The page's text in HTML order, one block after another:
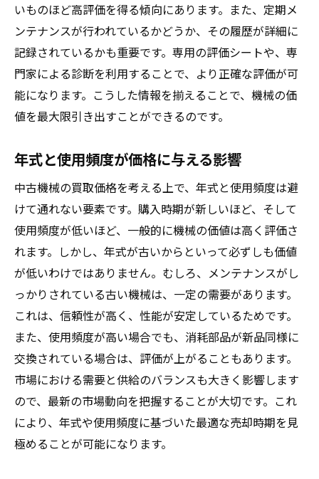
いものほど高評価を得る傾向にあります。また、定期メ
ンテナンスが行われているかどうか、その履歴が詳細に
記録されているかも重要です。専用の評価シートや、専
門家による診断を利用することで、より正確な評価が可
能になります。こうした情報を揃えることで、機械の価
値を最大限引き出すことができるのです。
年式と使用頻度が価格に与える影響
中古機械の買取価格を考える上で、年式と使用頻度は避
けて通れない要素です。購入時期が新しいほど、そして
使用頻度が低いほど、一般的に機械の価値は高く評価さ
れます。しかし、年式が古いからといって必ずしも価値
が低いわけではありません。むしろ、メンテナンスがし
っかりされている古い機械は、一定の需要があります。
これは、信頼性が高く、性能が安定しているためです。
また、使用頻度が高い場合でも、消耗部品が新品同様に
交換されている場合は、評価が上がることもあります。
市場における需要と供給のバランスも大きく影響します
ので、最新の市場動向を把握することが大切です。これ
により、年式や使用頻度に基づいた最適な売却時期を見
極めることが可能になります。